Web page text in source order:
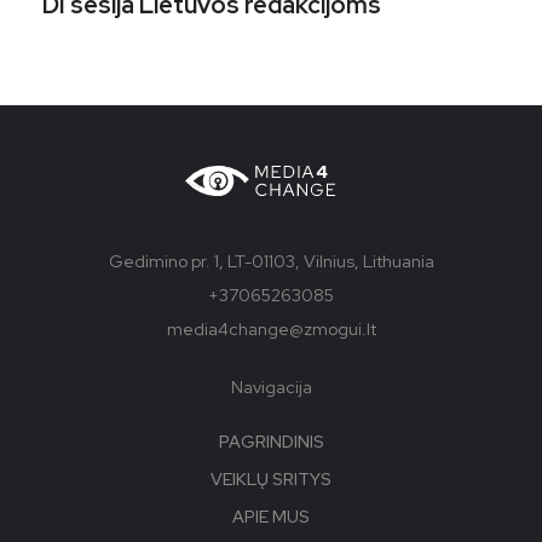
Gedimino pr. 1, LT-01103, Vilnius, Lithuania
+37065263085
media4change@zmogui.lt
Navigacija
PAGRINDINIS
VEIKLŲ SRITYS
APIE MUS